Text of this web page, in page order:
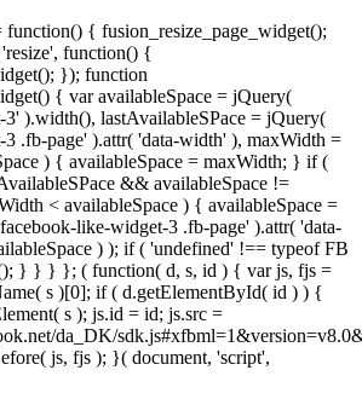
{ fusion_resize_page_widget();
function() {
}); function
{ var availableSpace = jQuery(
).width(), lastAvailableSPace = jQuery(
.fb-page' ).attr( 'data-width' ), maxWidth =
) { availableSpace = maxWidth; } if (
&& availableSpace !=
< availableSpace ) { availableSpace =
like-widget-3 .fb-page' ).attr( 'data-
) ); if ( 'undefined' !== typeof FB
} } } }; ( function( d, s, id ) { var js, fjs =
s )[0]; if ( d.getElementById( id ) ) {
s ); js.id = id; js.src =
da_DK/
js, fjs ); }( document, 'script',